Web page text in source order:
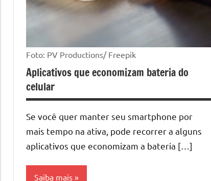
Foto: PV Productions/ Freepik
Aplicativos que economizam bateria do
celular
Se você quer manter seu smartphone por
mais tempo na ativa, pode recorrer a alguns
aplicativos que economizam a bateria […]
Saiba mais